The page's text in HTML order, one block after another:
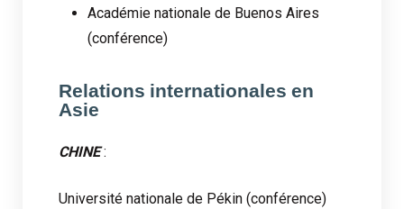
Académie nationale de Buenos Aires
(conférence)
Relations internationales en
Asie
CHINE:
Université nationale de Pékin (conférence)